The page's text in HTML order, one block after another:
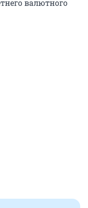
валютного